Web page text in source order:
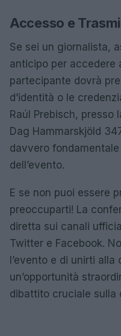
Accesso e
Se sei un giornalista,
anticipo per accedere
partecipante dovrà
d’identità o le
Raúl Prebisch, presso
Dag Hammarskjöld
davvero
dell’evento.
E se non puoi essere
preoccuparti! La
diretta sui canali
Twitter e Facebook.
l’evento e di unirti alla
un’opportunità
dibattito cruciale sulla